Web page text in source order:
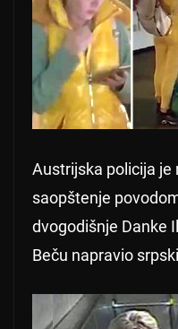
Austrijska policija je
saopštenje
dvogodišnje Danke
Beču napravio